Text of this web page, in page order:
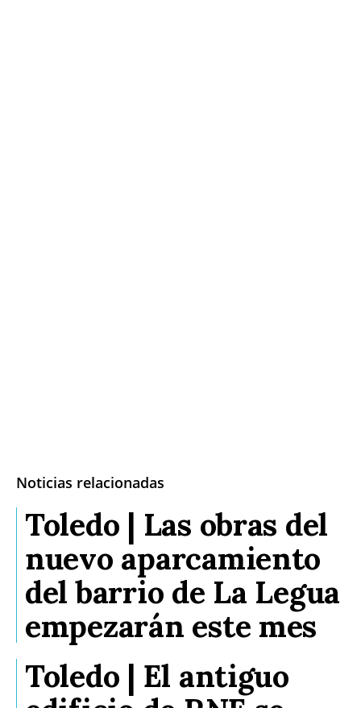
Noticias relacionadas
Toledo | Las obras del
nuevo aparcamiento
del barrio de La Legua
empezarán este mes
Toledo | El antiguo